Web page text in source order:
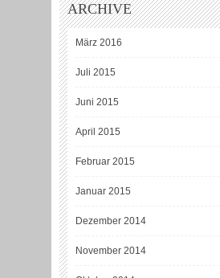
ARCHIVE
März 2016
Juli 2015
Juni 2015
April 2015
Februar 2015
Januar 2015
Dezember 2014
November 2014